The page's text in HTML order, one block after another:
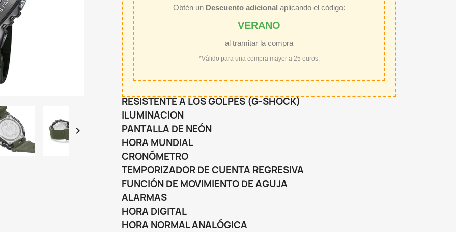

Obtén un Descuento adicional aplicando el código:
VERANO
al tramitar la compra
*Válido para una compra mayor a 25 euros.
RESISTENTE A LOS GOLPES (G-SHOCK)
ILUMINACION
PANTALLA DE NEÓN
HORA MUNDIAL
CRONÓMETRO
TEMPORIZADOR DE CUENTA REGRESIVA
FUNCIÓN DE MOVIMIENTO DE AGUJA
ALARMAS
HORA DIGITAL
HORA NORMAL ANALÓGICA